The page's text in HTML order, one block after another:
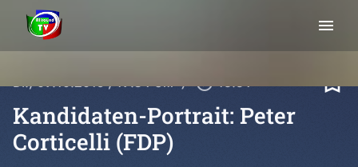
menu
Di., 09.10.2018, 19:54 Uhr / play_circle_outline16:34 bookmark_border
Kandidaten-Portrait: Peter
Corticelli (FDP)